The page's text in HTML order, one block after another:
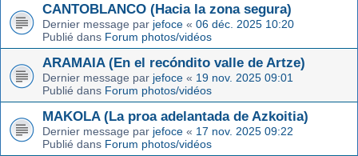
CANTOBLANCO (Hacia la zona segura)
Dernier message par jefoce « 06 déc. 2025 10:20
Publié dans Forum photos/vidéos
ARAMAIA (En el recóndito valle de Artze)
Dernier message par jefoce « 19 nov. 2025 09:01
Publié dans Forum photos/vidéos
MAKOLA (La proa adelantada de Azkoitia)
Dernier message par jefoce « 17 nov. 2025 09:22
Publié dans Forum photos/vidéos